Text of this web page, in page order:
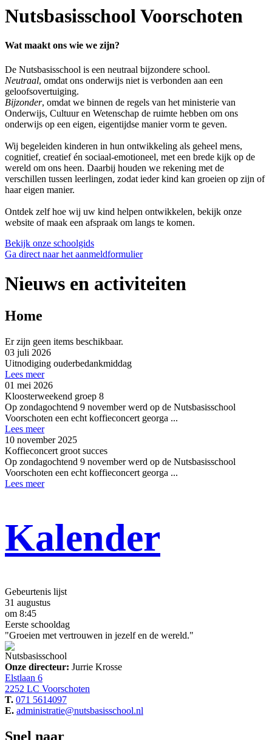
Nutsbasisschool Voorschoten
Wat maakt ons wie we zijn?
De Nutsbasisschool is een neutraal bijzondere school.
Neutraal, omdat ons onderwijs niet is verbonden aan een
geloofsovertuiging.
Bijzonder, omdat we binnen de regels van het ministerie van
Onderwijs, Cultuur en Wetenschap de ruimte hebben om ons
onderwijs op een eigen, eigentijdse manier vorm te geven.
Wij begeleiden kinderen in hun ontwikkeling als geheel mens,
cognitief, creatief én sociaal-emotioneel, met een brede kijk op de
wereld om ons heen. Daarbij houden we rekening met de
verschillen tussen leerlingen, zodat ieder kind kan groeien op zijn of
haar eigen manier.
Ontdek zelf hoe wij uw kind helpen ontwikkelen, bekijk onze
website of maak een afspraak om langs te komen.
Bekijk onze schoolgids
Ga direct naar het aanmeldformulier
Nieuws en activiteiten
Home
Er zijn geen items beschikbaar.
03 juli 2026
Uitnodiging ouderbedankmiddag
Lees meer
01 mei 2026
Kloosterweekend groep 8
Op zondagochtend 9 november werd op de Nutsbasisschool
Voorschoten een echt koffieconcert georga ...
Lees meer
10 november 2025
Koffieconcert groot succes
Op zondagochtend 9 november werd op de Nutsbasisschool
Voorschoten een echt koffieconcert georga ...
Lees meer
Kalender
Gebeurtenis lijst
31 augustus
om 8:45
Eerste schooldag
"Groeien met vertrouwen in jezelf en de wereld."
Nutsbasisschool
Onze directeur: Jurrie Krosse
Elstlaan 6
2252 LC Voorschoten
T. 071 5614097
E. administratie@nutsbasisschool.nl
Snel naar